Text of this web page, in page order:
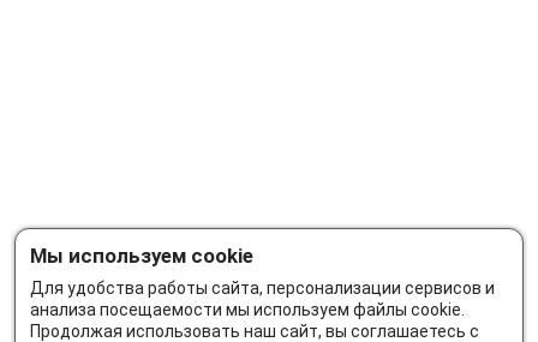
Мы используем cookie
Для удобства работы сайта, персонализации сервисов и
анализа посещаемости мы используем файлы cookie.
Продолжая использовать наш сайт, вы соглашаетесь с